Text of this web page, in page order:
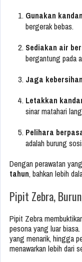
Gunakan
bergerak bebas.
Sediakan air
bergantung pada
Jaga
Letakkan
sinar matahari
Pelihara
adalah burung
Dengan perawatan
tahun, bahkan lebih
Pipit Zebra,
Pipit Zebra
pesona yang luar
yang menarik, hingga
menawarkan lebih dari